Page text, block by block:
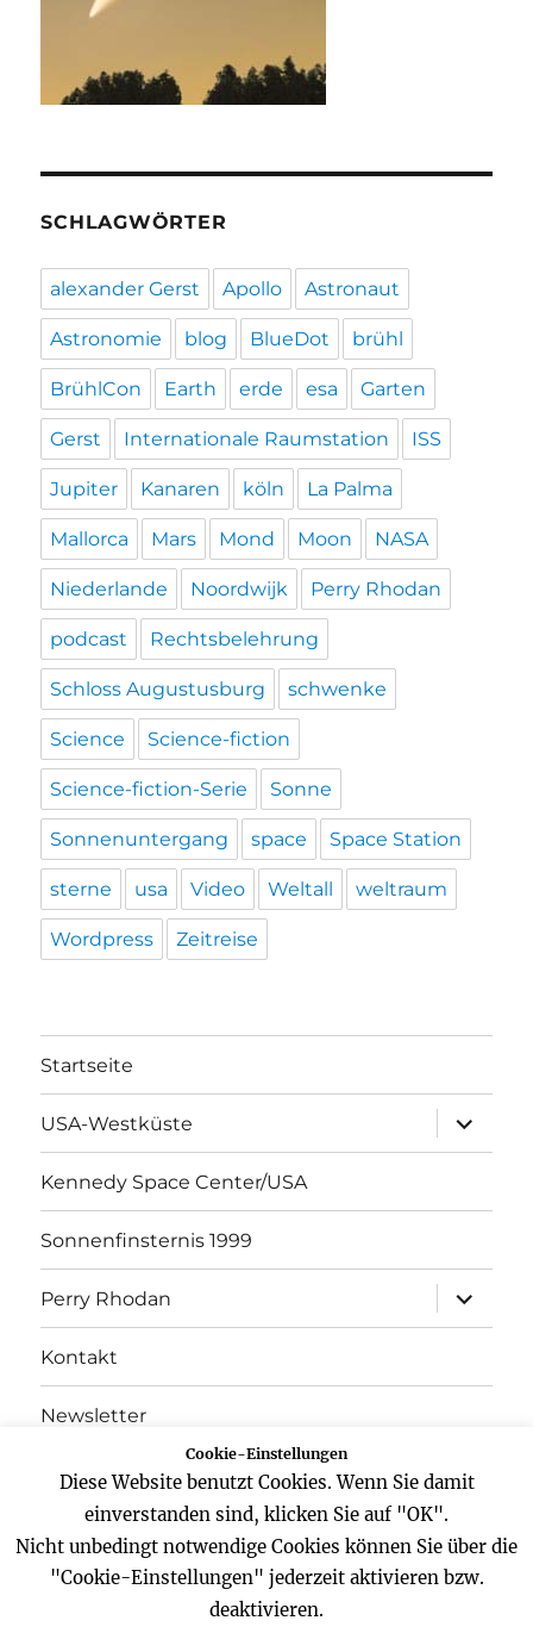
SCHLAGWÖRTER
alexander Gerst Apollo Astronaut
Astronomie blog BlueDot brühl
BrühlCon Earth erde esa Garten
Gerst Internationale Raumstation ISS
Jupiter Kanaren köln La Palma
Mallorca Mars Mond Moon NASA
Niederlande Noordwijk Perry Rhodan
podcast Rechtsbelehrung
Schloss Augustusburg schwenke
Science Science-fiction
Science-fiction-Serie Sonne
Sonnenuntergang space Space Station
sterne usa Video Weltall weltraum
Wordpress Zeitreise
Startseite
USA-Westküste
öffnen
Kennedy Space Center/USA
Sonnenfinsternis 1999
Perry Rhodan
öffnen
Kontakt
Newsletter
Datenschutz
Impressum
FacebookTwitterYouTube
Cookie-Einstellungen
Diese Website benutzt Cookies. Wenn Sie damit
einverstanden sind, klicken Sie auf "OK".
Nicht unbedingt notwendige Cookies können Sie über die
"Cookie-Einstellungen" jederzeit aktivieren bzw.
deaktivieren.